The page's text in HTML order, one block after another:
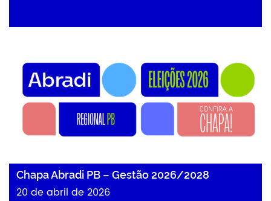
Chapa Abradi PB – Gestão 2026/2028
20 de abril de 2026